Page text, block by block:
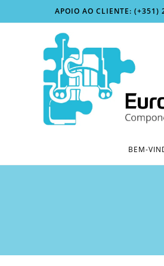
to
APOIO AO CLIENTE: (+351)
BEM-